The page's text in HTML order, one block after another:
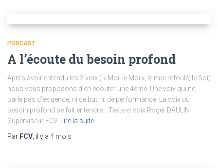
PODCAST
A l’écoute du besoin profond
Après avoir entendu les 3 voix ( « Moi le Moi », le moi refoulé, le Soi)
nous vous proposons d’en écouter une 4ème. Une voix qui ne
parle pas d’exigence, ni de but, ni de performance. La voix du
besoin profond se fait entendre… Texte et voix Roger DAULIN
Superviseur FCV Lire la suite
Par FCV, il y a 4 mois